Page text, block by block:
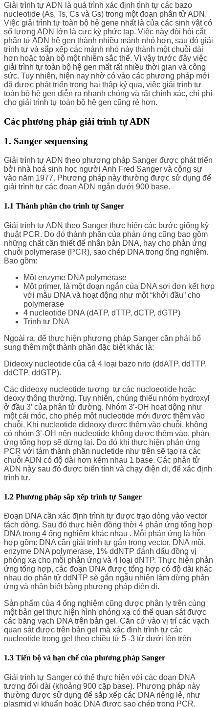
Giải trình tự ADN là quá trình xác định tình tự các bazo
nucleotide (As, Ts, Cs và Gs) trong một đoạn phân tử ADN.
Việc giải trình tự toàn bộ hệ gene nhất là của các sinh vật có
số lượng ADN lớn là cực kỳ phức tạp. Việc này đòi hỏi cắt
phân tử ADN hệ gen thành nhiều mảnh nhỏ hơn, sau đó giải
trình tự và sắp xếp các mảnh nhỏ này thành một chuỗi dài
hơn hoặc toàn bộ một nhiễm sắc thể. Vì vậy trước đây việc
giải trình tự toàn bộ hệ gen mất rất nhiều thời gian và công
sức. Tuy nhiên, hiện nay nhờ có vào các phương pháp mới
đã được phát triển trong hai thập kỷ qua, việc giải trình tự
toàn bộ hệ gen diễn ra nhanh chóng và rất chính xác, chi phí
cho giải trình tự toàn bộ hệ gen cũng rẻ hơn.
Các phương pháp giải trình tự ADN
1. Sanger sequensing
Giải trình tự ADN theo phương pháp Sanger được phát triển
bởi nhà hoá sinh học người Anh Fred Sanger và cộng sự
vào năm 1977. Phương pháp này thường được sử dụng để
giải trình tự các đoạn ADN ngắn dưới 900 base.
1.1 Thành phần cho trình tự Sanger
Giải trình tự ADN theo Sanger thực hiện các bước giống kỹ
thuật PCR. Do đó thành phần của phản ứng cũng bao gồm
những chất cần thiết để nhân bản DNA, hay cho phản ứng
chuỗi polymerase (PCR), sao chép DNA trong ống nghiệm.
Bao gồm:
Một enzyme DNA polymerase
Một primer, là một đoạn ngắn của DNA sợi đơn kết hợp
với mẫu DNA và hoạt động như một “khởi đầu” cho
polymerase
4 nucleotide DNA (dATP, dTTP, dCTP, dGTP)
Trình tự DNA
Ngoài ra, để thực hiện phương pháp Sanger cần phải bổ
sung thêm một thành phần đặc biệt khác là:
Dideoxy nucleotide của cả 4 loại bazo nito (ddATP, ddTTP,
ddCTP, ddGTP).
Các dideoxy nucleotide tương tự các nucloeotide hoặc
deoxy thông thường. Tuy nhiên, chúng thiếu nhóm hydroxyl
ở đầu 3’ của phân tử đường. Nhóm 3’-OH hoạt dộng như
một cái móc, cho phép một nucleotide mới được thêm vào
chuỗi. Khi nucleotide dideoxy được thêm vào chuỗi, không
có nhóm 3’-OH nên nucleotide không được thêm vào, phản
ứng tổng hợp sẽ dừng lại. Do đó khi thực hiện phản ứng
PCR với tám thành phần nucletide như trên sẽ tạo ra các
chuỗi ADN có độ dài hơn kém nhau 1 base. Các phân tử
ADN này sau đó được biến tính và chạy điện di, để xác định
trình tự.
1.2 Phương pháp sắp xếp trình tự Sanger
Đoạn DNA cần xác định trình tự được trạo dòng vào vector
tách dòng. Sau đó thực hiện đồng thời 4 phản ứng tổng hợp
DNA trong 4 ống nghiệm khác nhau . Mỗi phản ứng là hỗn
hợp gồm: DNA cần giải trình tự gắn trong vector, DNA mồi,
enzyme DNA polymerase, 1% ddNTP đánh dấu đồng vị
phóng xạ cho mỗi phản ứng và 4 loại dNTP. Thực hiện phản
ứng tổng hợp, các đoạn DNA được tổng hợp có độ dài khác
nhau do phân tử ddNTP sẽ gắn ngẫu nhiên làm dừng phản
ứng và nhận biết bằng phương pháp điện di.
Sản phẩm của 4 ống nghiệm cũng được phân ly trên cùng
một bản gel thực hiện hình phóng xạ có thể quan sát được
các băng vạch DNA trên bản gel. Căn cứ vào vị trí các vạch
quan sát được trên bản gel mà xác định trình tự các
nucleotide trong gel theo chiều từ 5 -3 từ dưới lên trên
1.3 Tiến bộ và hạn chế của phương pháp Sanger
Giải trình tự Sanger có thể thực hiện với các đoạn DNA
tương đối dài (khoảng 900 cặp base). Phương pháp này
thường được sử dụng để sắp xếp các DNA riêng lẻ, như
plasmid vi khuẩn hoặc DNA được sao chép trong PCR.